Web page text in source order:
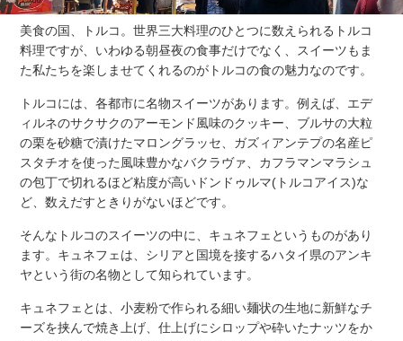
美食の国、トルコ。世界三大料理のひとつに数えられるトルコ
料理ですが、いわゆる朝昼夜の食事だけでなく、スイーツもま
た私たちを楽しませてくれるのがトルコの食の魅力なのです。
トルコには、各都市に名物スイーツがあります。例えば、エデ
ィルネのサクサクのアーモンド風味のクッキー、ブルサの大粒
の栗を砂糖で漬けたマロングラッセ、ガズィアンテプの名産ピ
スタチオを使った風味豊かなバクラヴァ、カフラマンマラシュ
の包丁で切れるほど粘度が高いドンドゥルマ(トルコアイス)な
ど、数えだすときりがないほどです。
そんなトルコのスイーツの中に、キュネフェというものがあり
ます。キュネフェは、シリアと国境を接するハタイ県のアンキ
ヤという街の名物として知られています。
キュネフェとは、小麦粉で作られる細い麺状の生地に新鮮なチ
ーズを挟んで焼き上げ、仕上げにシロップや砕いたナッツをか